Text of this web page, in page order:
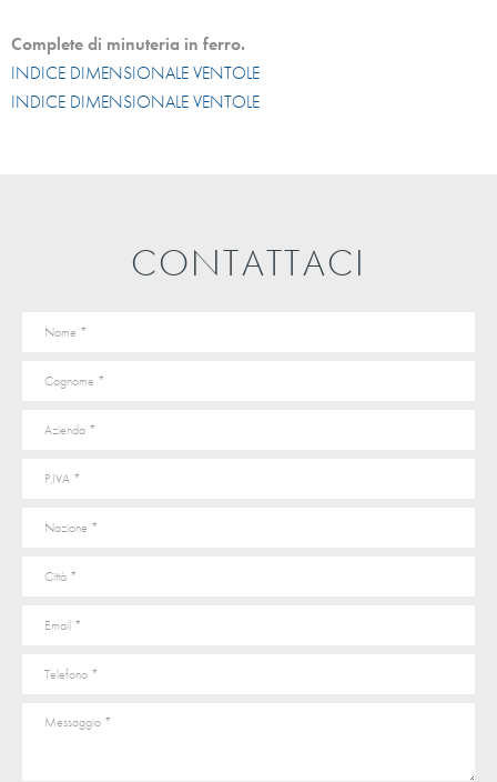
Complete di minuteria in ferro.
INDICE DIMENSIONALE VENTOLE
INDICE DIMENSIONALE VENTOLE
CONTATTACI